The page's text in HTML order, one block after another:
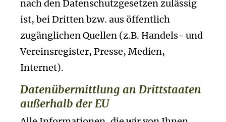
nach den Datenschutzgesetzen zulässig
ist, bei Dritten bzw. aus öffentlich
zugänglichen Quellen (z.B. Handels- und
Vereinsregister, Presse, Medien,
Internet).
Datenübermittlung an Drittstaaten
außerhalb der EU